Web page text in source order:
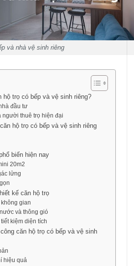
và nhà vệ sinh riêng
trọ có bếp và vệ sinh riêng?
đầu tư
người thuê trọ hiện đại
hộ trọ có bếp và vệ sinh riêng
biến hiện nay
20m2
lửng
kế căn hộ trọ
gian
và thông gió
kiệm diện tích
căn hộ trọ có bếp và vệ sinh
hiệu quả